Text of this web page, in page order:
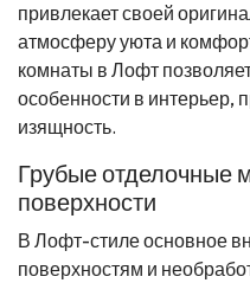
привлекает своей
атмосферу уюта и
комнаты в Лофт
особенности в интерьер,
изящность.
Грубые отделочные
поверхности
В Лофт-стиле основное
поверхностям и